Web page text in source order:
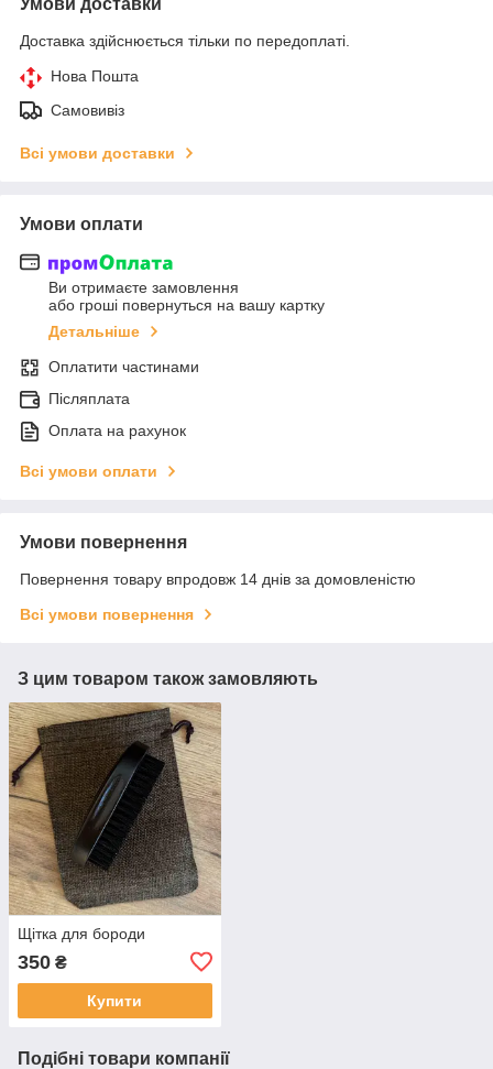
Доставка здійснюється тільки по передоплаті.
Нова Пошта
Самовивіз
Всі умови доставки
Умови оплати
Ви отримаєте замовлення
або гроші повернуться на вашу картку
Детальніше
Оплатити частинами
Післяплата
Оплата на рахунок
Всі умови оплати
Умови повернення
Повернення товару впродовж 14 днів за домовленістю
Всі умови повернення
З цим товаром також замовляють
Щітка для бороди
350 ₴
Купити
Подібні товари компанії